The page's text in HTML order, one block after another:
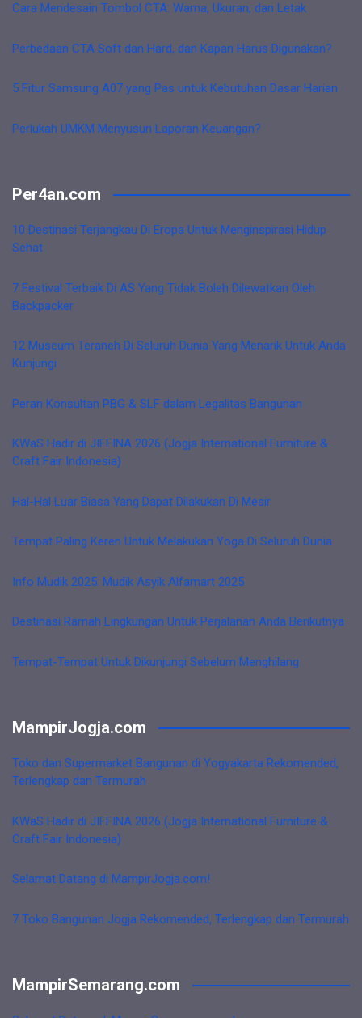
Cara Mendesain Tombol CTA: Warna, Ukuran, dan Letak
Perbedaan CTA Soft dan Hard, dan Kapan Harus Digunakan?
5 Fitur Samsung A07 yang Pas untuk Kebutuhan Dasar Harian
Perlukah UMKM Menyusun Laporan Keuangan?
Per4an.com
10 Destinasi Terjangkau Di Eropa Untuk Menginspirasi Hidup
Sehat
7 Festival Terbaik Di AS Yang Tidak Boleh Dilewatkan Oleh
Backpacker
12 Museum Teraneh Di Seluruh Dunia Yang Menarik Untuk Anda
Kunjungi
Peran Konsultan PBG & SLF dalam Legalitas Bangunan
KWaS Hadir di JIFFINA 2026 (Jogja International Furniture &
Craft Fair Indonesia)
Hal-Hal Luar Biasa Yang Dapat Dilakukan Di Mesir
Tempat Paling Keren Untuk Melakukan Yoga Di Seluruh Dunia
Info Mudik 2025: Mudik Asyik Alfamart 2025
Destinasi Ramah Lingkungan Untuk Perjalanan Anda Berikutnya
Tempat-Tempat Untuk Dikunjungi Sebelum Menghilang
MampirJogja.com
Toko dan Supermarket Bangunan di Yogyakarta Rekomended,
Terlengkap dan Termurah
KWaS Hadir di JIFFINA 2026 (Jogja International Furniture &
Craft Fair Indonesia)
Selamat Datang di MampirJogja.com!
7 Toko Bangunan Jogja Rekomended, Terlengkap dan Termurah
MampirSemarang.com